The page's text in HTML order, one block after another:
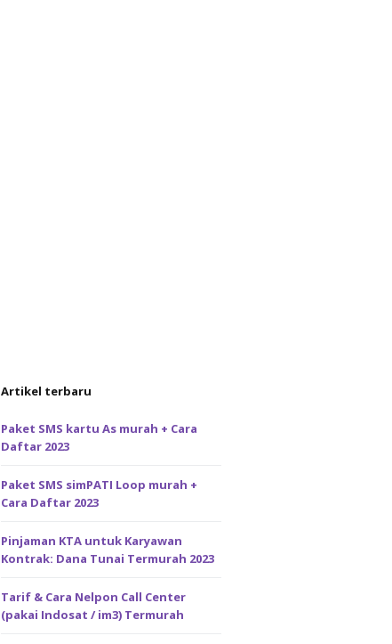
Artikel terbaru
Paket SMS kartu As murah + Cara
Daftar 2023
Paket SMS simPATI Loop murah +
Cara Daftar 2023
Pinjaman KTA untuk Karyawan
Kontrak: Dana Tunai Termurah 2023
Tarif & Cara Nelpon Call Center
(pakai Indosat / im3) Termurah